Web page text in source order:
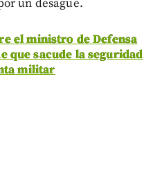
un desagüe.
el ministro de Defensa
que sacude la seguridad
militar